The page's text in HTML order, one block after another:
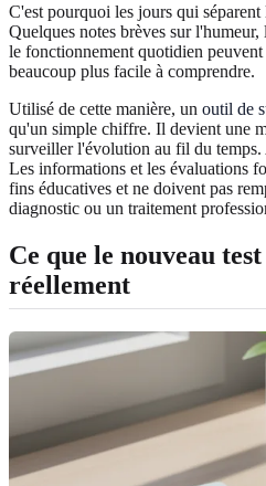
C'est pourquoi les jours qui séparent
Quelques notes brèves sur
le fonctionnement quotidien
beaucoup plus facile à comprendre.
Utilisé de cette manière, un outil de
qu'un simple chiffre. Il devient une
surveiller l'évolution au fil du temps.
Les informations et les évaluations
fins éducatives et ne doivent pas
diagnostic ou un traitement
Ce que le nouveau
réellement